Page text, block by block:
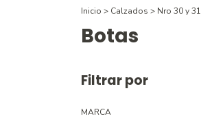
Inicio > Calzados > Nro 30 y 31
Botas
Filtrar por
MARCA